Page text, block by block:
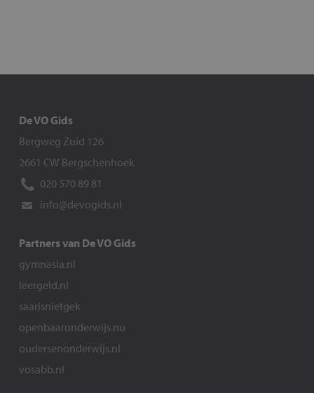
De VO Gids
Bergweg Zuid 126
2661 CW Bergschenhoek
020 570 89 81
info@devogids.nl
Partners van De VO Gids
gymnasia.nl
leergeld.nl
saarisnietgek
openbaaronderwijs.nu
oudersenonderwijs.nl
vosabb.nl